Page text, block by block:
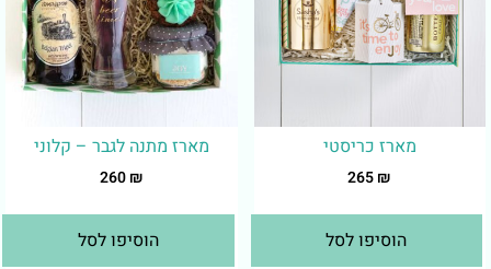
מארז כריסטי
265₪
הוסיפו לסל
מארז מתנה לגבר – קלוני
260₪
הוסיפו לסל